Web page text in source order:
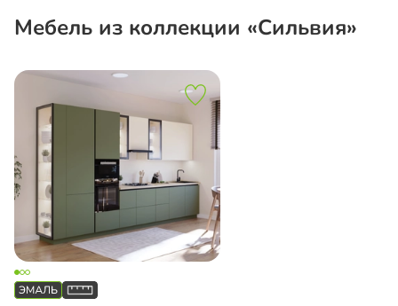
Мебель из коллекции «Сильвия»